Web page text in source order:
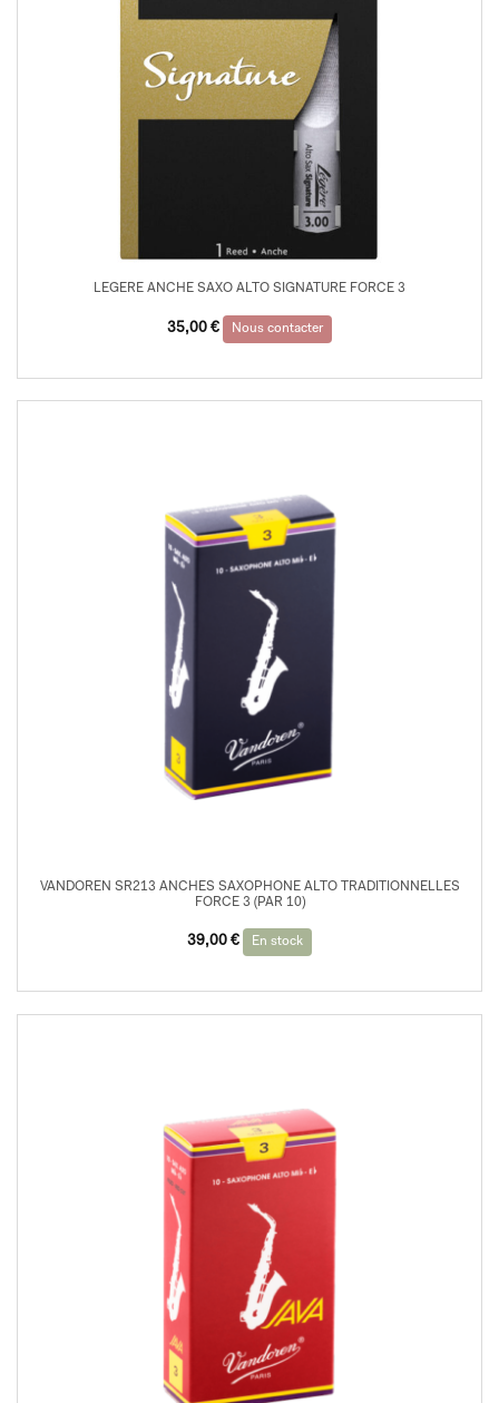
LEGERE ANCHE SAXO ALTO SIGNATURE FORCE 3
35,00 € Nous contacter
VANDOREN SR213 ANCHES SAXOPHONE ALTO TRADITIONNELLES
FORCE 3 (PAR 10)
39,00 € En stock